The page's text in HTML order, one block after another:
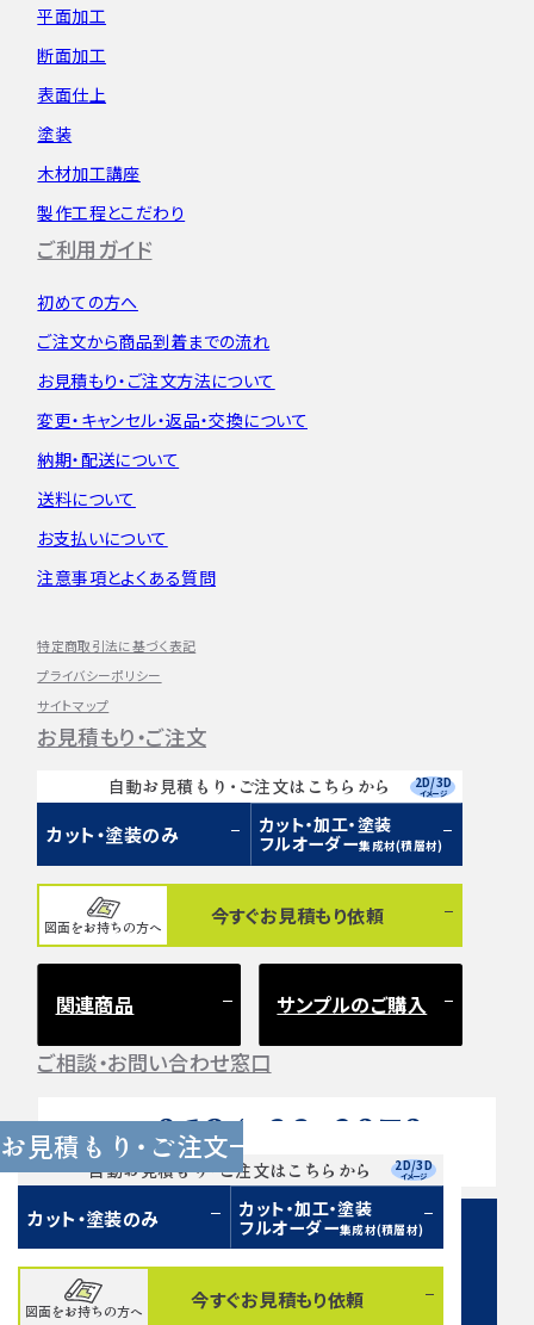
お見積もり・ご注文
自動お見積もり・ご注文はこちらから
カット・塗装のみ
カット・加工・塗装
フルオーダー集成材(積層材)
2D/3D
イメージ
図面をお持ちの方へ 今すぐお見積もり依頼
平面加工
断面加工
表面仕上
塗装
木材加工講座
製作工程とこだわり
ご利用ガイド
初めての方へ
ご注文から商品到着までの流れ
お見積もり・ ご注文方法について
変更・キャンセル・返品・交換について
納期・配送について
送料について
お支払いについて
注意事項とよくある質問
特定商取引法に基づく表記
プライバシーポリシー
サイトマップ
お見積もり・ご注文
自動お見積もり・ご注文はこちらから
カット・塗装のみ
カット・加工・塗装
フルオーダー集成材(積層材)
2D/3D
イメージ
図面をお持ちの方へ 今すぐお見積もり依頼
関連商品 サンプルのご購入
ご相談・お問い合わせ窓口
Tel. 0584-33-2070
営業時間 9:00〜17:00（土日祝 定休）
お問い合わせフォーム